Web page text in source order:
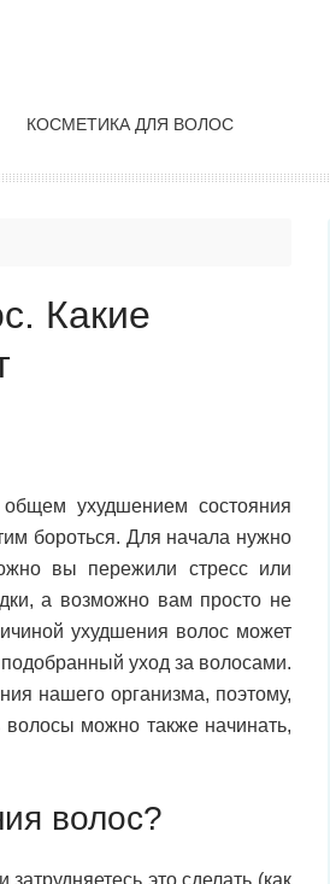
КОСМЕТИКА ДЛЯ ВОЛОС
Какие
общем ухудшением состояния
бороться. Для начала нужно
вы пережили стресс или
а возможно вам просто не
ухудшения волос может
уход за волосами.
нашего организма, поэтому,
волосы можно также начинать,
волос?
это сделать (как